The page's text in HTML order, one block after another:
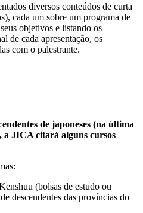
diversos conteúdos de curta
cada um sobre um programa de
objetivos e listando os
de cada apresentação, os
com o palestrante.
de japoneses (na última
a JICA citará alguns cursos
(bolsas de estudo ou
descendentes das províncias do